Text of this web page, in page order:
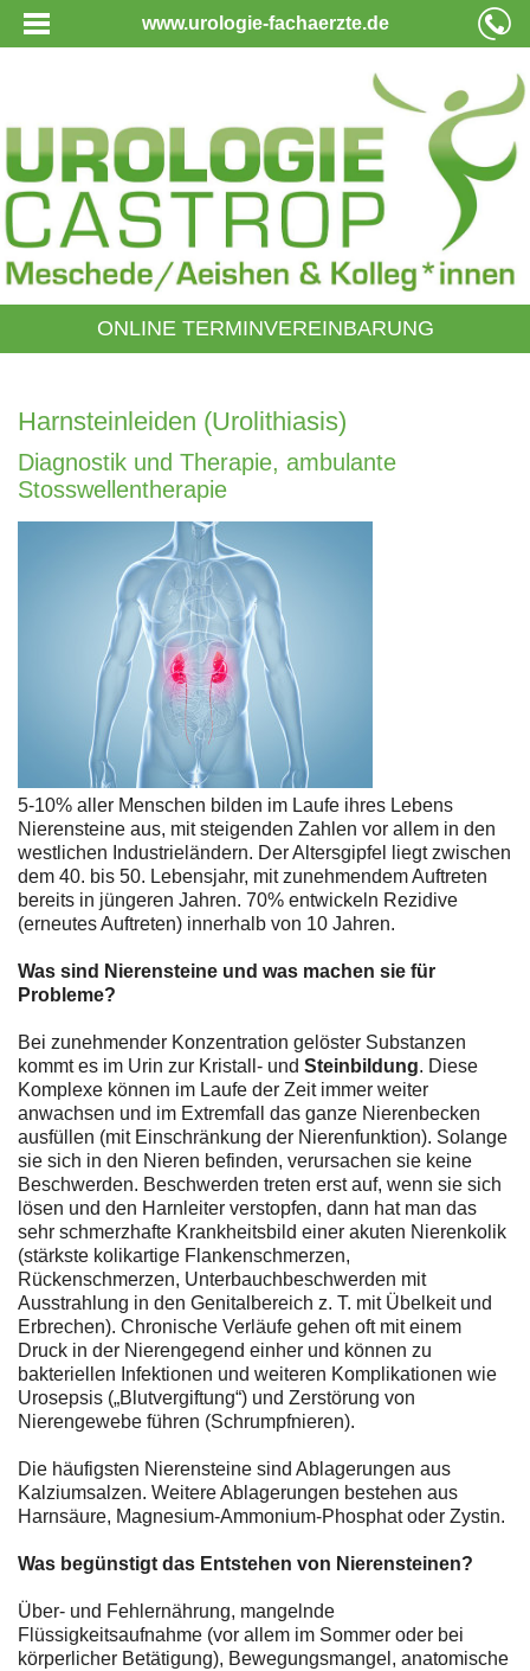
www.urologie-fachaerzte.de
ONLINE TERMINVEREINBARUNG
Harnsteinleiden (Urolithiasis)
Diagnostik und Therapie, ambulante
Stosswellentherapie
5-10% aller Menschen bilden im Laufe ihres Lebens
Nierensteine aus, mit steigenden Zahlen vor allem in den
westlichen Industrieländern. Der Altersgipfel liegt zwischen
dem 40. bis 50. Lebensjahr, mit zunehmendem Auftreten
bereits in jüngeren Jahren. 70% entwickeln Rezidive
(erneutes Auftreten) innerhalb von 10 Jahren.
Was sind Nierensteine und was machen sie für
Probleme?
Bei zunehmender Konzentration gelöster Substanzen
kommt es im Urin zur Kristall- und Steinbildung. Diese
Komplexe können im Laufe der Zeit immer weiter
anwachsen und im Extremfall das ganze Nierenbecken
ausfüllen (mit Einschränkung der Nierenfunktion). Solange
sie sich in den Nieren befinden, verursachen sie keine
Beschwerden. Beschwerden treten erst auf, wenn sie sich
lösen und den Harnleiter verstopfen, dann hat man das
sehr schmerzhafte Krankheitsbild einer akuten Nierenkolik
(stärkste kolikartige Flankenschmerzen,
Rückenschmerzen, Unterbauchbeschwerden mit
Ausstrahlung in den Genitalbereich z. T. mit Übelkeit und
Erbrechen). Chronische Verläufe gehen oft mit einem
Druck in der Nierengegend einher und können zu
bakteriellen Infektionen und weiteren Komplikationen wie
Urosepsis („Blutvergiftung“) und Zerstörung von
Nierengewebe führen (Schrumpfnieren).
Die häufigsten Nierensteine sind Ablagerungen aus
Kalziumsalzen. Weitere Ablagerungen bestehen aus
Harnsäure, Magnesium-Ammonium-Phosphat oder Zystin.
Was begünstigt das Entstehen von Nierensteinen?
Über- und Fehlernährung, mangelnde
Flüssigkeitsaufnahme (vor allem im Sommer oder bei
körperlicher Betätigung), Bewegungsmangel, anatomische